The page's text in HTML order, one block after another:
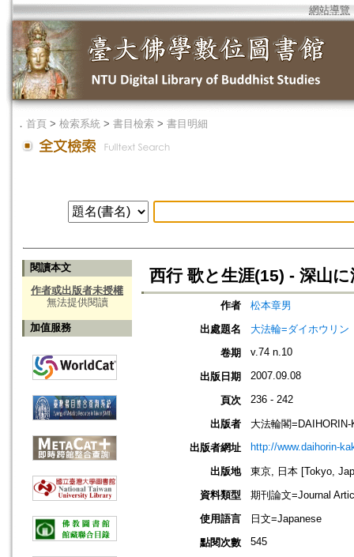
網站導覽
． 首頁 > 檢索系統 > 書目檢索 > 書目明細
閱讀本文
作者或出版者未授權
無法提供閱讀
加值服務
西行 歌と生涯(15) - 深山
作者
松本章男
出處題名
大法輪=ダイホウリン
卷期
v.74 n.10
出版日期 2007.09.08
頁次 236 - 242
出版者
大法輪閣=DAIHORIN-
出版者網址
http://www.daihorin-
出版地
東京, 日本 [Tokyo,
資料類型
期刊論文=Journal
使用語言
日文=Japanese
點閱次數
545